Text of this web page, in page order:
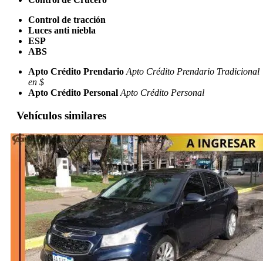
Control de tracción
Luces anti niebla
ESP
ABS
Apto Crédito Prendario Apto Crédito Prendario Tradicional
en $
Apto Crédito Personal Apto Crédito Personal
Vehículos similares